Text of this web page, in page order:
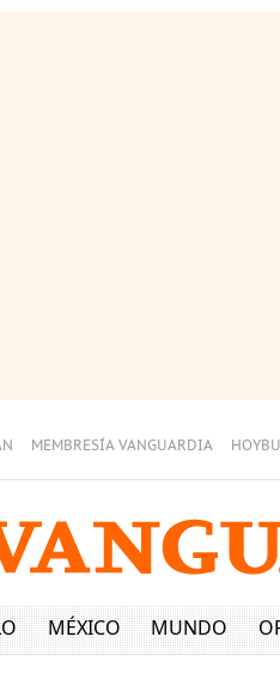
MEMBRESÍA VANGUARDIA
MÉXICO MUNDO